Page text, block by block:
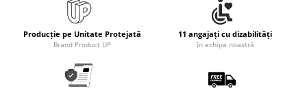
Producție pe Unitate Protejată
Brand Product UP
11 angajați cu dizabilități
în echipa noastră